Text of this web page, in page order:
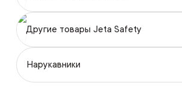
Другие товары Jeta Safety
Нарукавники